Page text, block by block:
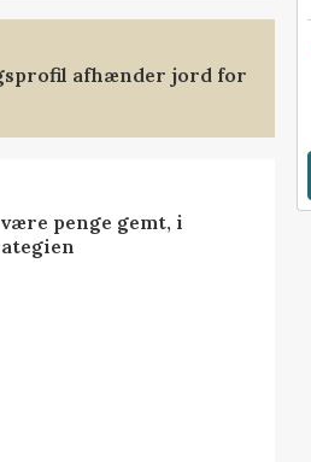
afhænder jord for
penge gemt, i